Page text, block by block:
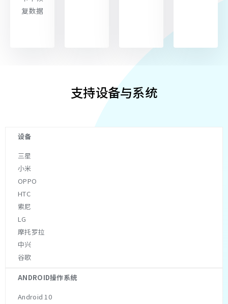
复数据
支持设备与系统
三星
小米
OPPO
HTC
索尼
LG
摩托罗拉
中兴
谷歌
Android 10